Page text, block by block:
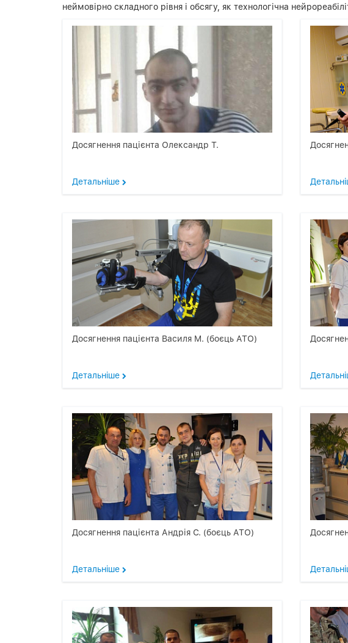
неймовірно складного рівня і обсягу, як технологічна
Досягнення пацієнта Олександр Т.
Детальнiше
Досягнення пацієнта Василя М. (боєць АТО)
Детальнiше
Досягнення пацієнта Андрія С. (боєць АТО)
Детальнiше